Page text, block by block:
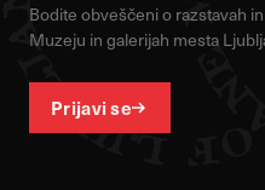
Bodite obveščeni o razstavah
Muzeju in galerijah mesta
Prijavi se